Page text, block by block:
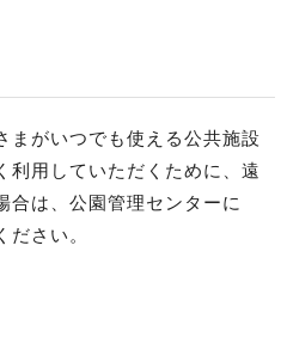
まがいつでも使える公共施設
利用していただくために、遠
合は、公園管理センターに
ださい。